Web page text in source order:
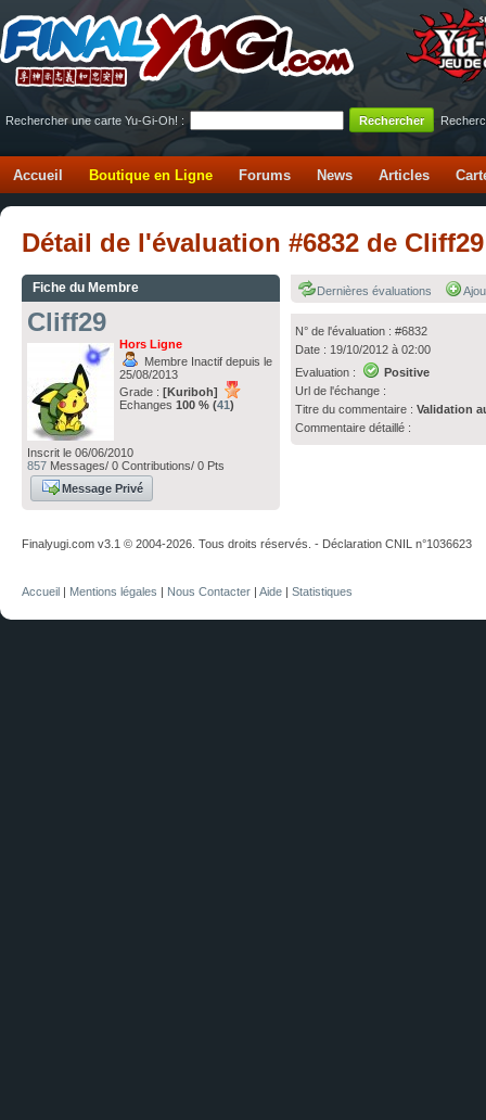
Rechercher une carte Yu-Gi-Oh! :
Accueil Boutique en Ligne Forums News Articles
Détail de l'évaluation #6832 de
Fiche du Membre
Cliff29
Hors Ligne
Membre Inactif depuis le
25/08/2013
Grade : [Kuriboh]
Echanges 100 % (41)
Inscrit le 06/06/2010
857 Messages/ 0 Contributions/ 0 Pts
Message Privé
Dernières évaluations
N° de l'évaluation : #6832
Date : 19/10/2012 à 02:00
Evaluation :
Positive
Url de l'échange :
Titre du commentaire :Validation
Commentaire détaillé :
Finalyugi.com v3.1 © 2004-2026. Tous droits réservés. - Déclaration CNIL n°1036623
Accueil | Mentions légales | Nous Contacter | Aide | Statistiques